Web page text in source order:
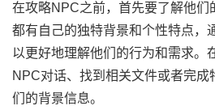
在攻略NPC之前，首先要了解他们
都有自己的独特背景和个性特点，
以更好地理解他们的行为和需求。
NPC对话、找到相关文件或者完成
们的背景信息。